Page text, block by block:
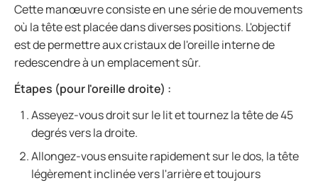
Cette manœuvre consiste en une série de mouvements
où la tête est placée dans diverses positions. L'objectif
est de permettre aux cristaux de l'oreille interne de
redescendre à un emplacement sûr.
Étapes (pour l'oreille droite) :
Asseyez-vous droit sur le lit et tournez la tête de 45
degrés vers la droite.
Allongez-vous ensuite rapidement sur le dos, la tête
légèrement inclinée vers l'arrière et toujours